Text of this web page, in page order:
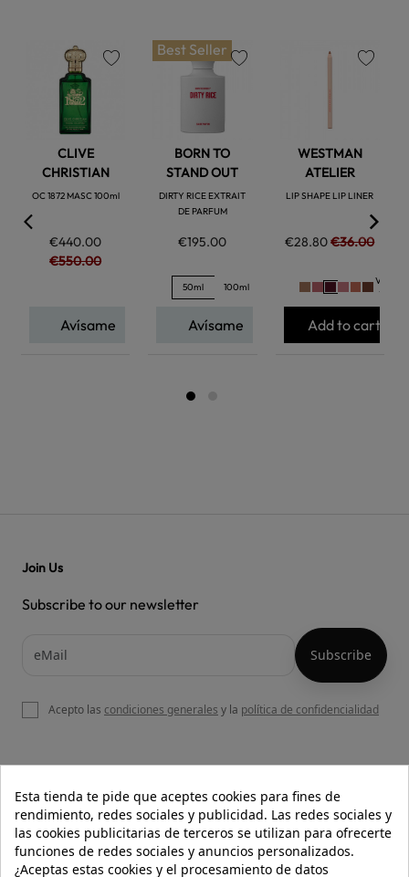
CLIVE
CHRISTIAN
OC 1872 MASC 100ml
€440.00
€550.00
Avísame
Best Seller
BORN TO
STAND OUT
DIRTY RICE EXTRAIT
DE PARFUM
€195.00
50ml 100ml
Avísame
WESTMAN
ATELIER
LIP SHAPE LIP LINER
€28.80€36.00
Ver
+
Add to cart
OUR WEBSITE
HELP
Join Us
Subscribe to our newsletter
Acepto las condiciones generales y la política de confidencialidad
Esta tienda te pide que aceptes cookies para fines de
rendimiento, redes sociales y publicidad. Las redes sociales y
las cookies publicitarias de terceros se utilizan para ofrecerte
funciones de redes sociales y anuncios personalizados.
¿Aceptas estas cookies y el procesamiento de datos